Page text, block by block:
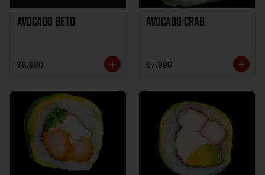
Avocado Beto
$6.990
Avocado Crab
$7.990